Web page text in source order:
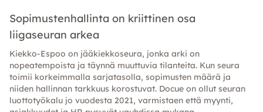
Sopimustenhallinta on kriittinen osa
liigaseuran arkea
Kiekko-Espoo on jääkiekkoseura, jonka arki on
nopeatempoista ja täynnä muuttuvia tilanteita. Kun seura
toimii korkeimmalla sarjatasolla, sopimusten määrä ja
niiden hallinnan tarkkuus korostuvat. Docue on ollut seuran
luottotyökalu jo vuodesta 2021, varmistaen että myynti,